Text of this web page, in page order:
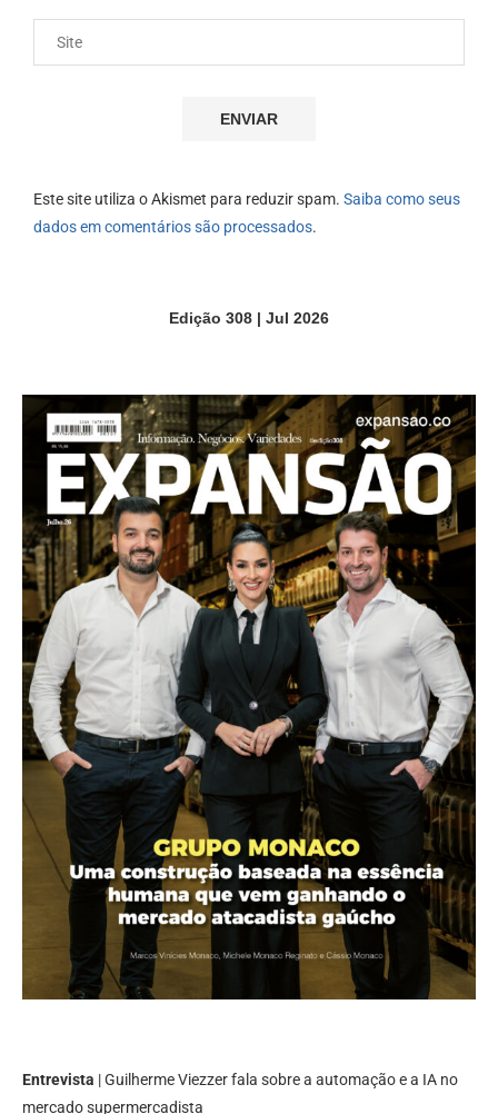
Este site utiliza o Akismet para reduzir spam. Saiba como seus
dados em comentários são processados.
Edição 308 | Jul 2026
Entrevista | Guilherme Viezzer fala sobre a automação e a IA no
mercado supermercadista